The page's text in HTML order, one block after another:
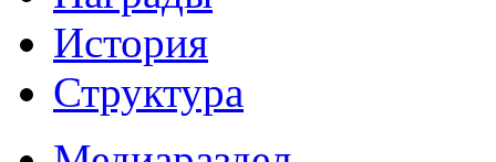
История
Структура